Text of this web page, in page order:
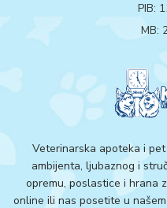
PIB:
MB:
Veterinarska apoteka i
ambijenta, ljubaznog i
opremu, poslastice i hrana
online ili nas posetite u